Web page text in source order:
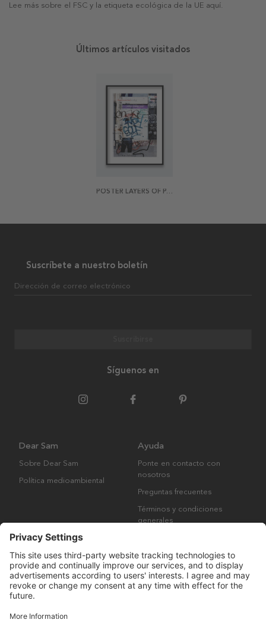
Lee más sobre el FSC y la etiqueta ecológica de la UE aquí.
Últimos artículos visitados
POSTER LAYERS OF PARIS 2
Suscríbete a nuestro boletín
Dirección de correo electrónico
Síguenos en
Dear Sam
Sobre Dear Sam
Política medioambiental
Ayuda
Ponte en contacto con
nosotros
Preguntas frecuentes
Términos y condiciones
generales
Derechos de autor © Many Brands AB 2023. Todos los derechos